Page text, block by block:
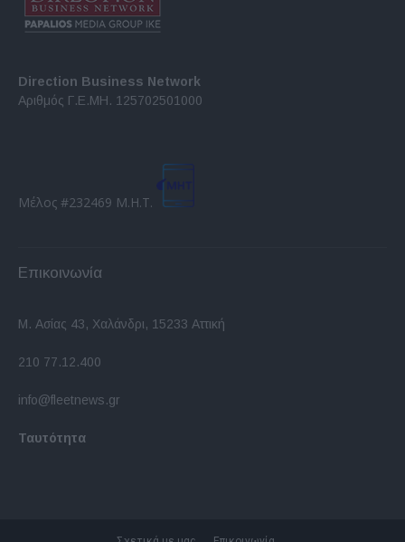
Direction Business Network
Αριθμός Γ.Ε.ΜΗ. 125702501000
Μέλος #232469 Μ.Η.Τ.
Επικοινωνία
Μ. Ασίας 43, Χαλάνδρι, 15233 Αττική
210 77.12.400
info@fleetnews.gr
Ταυτότητα